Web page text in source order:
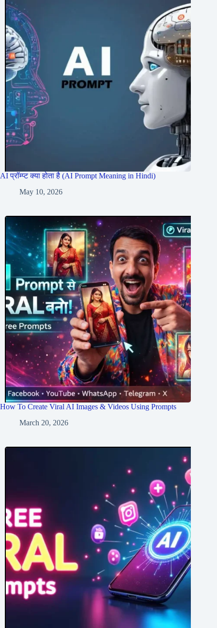
AI प्रॉम्प्ट क्या होता है (AI Prompt Meaning in Hindi)
May 10, 2026
How To Create Viral AI Images & Videos Using Prompts
March 20, 2026